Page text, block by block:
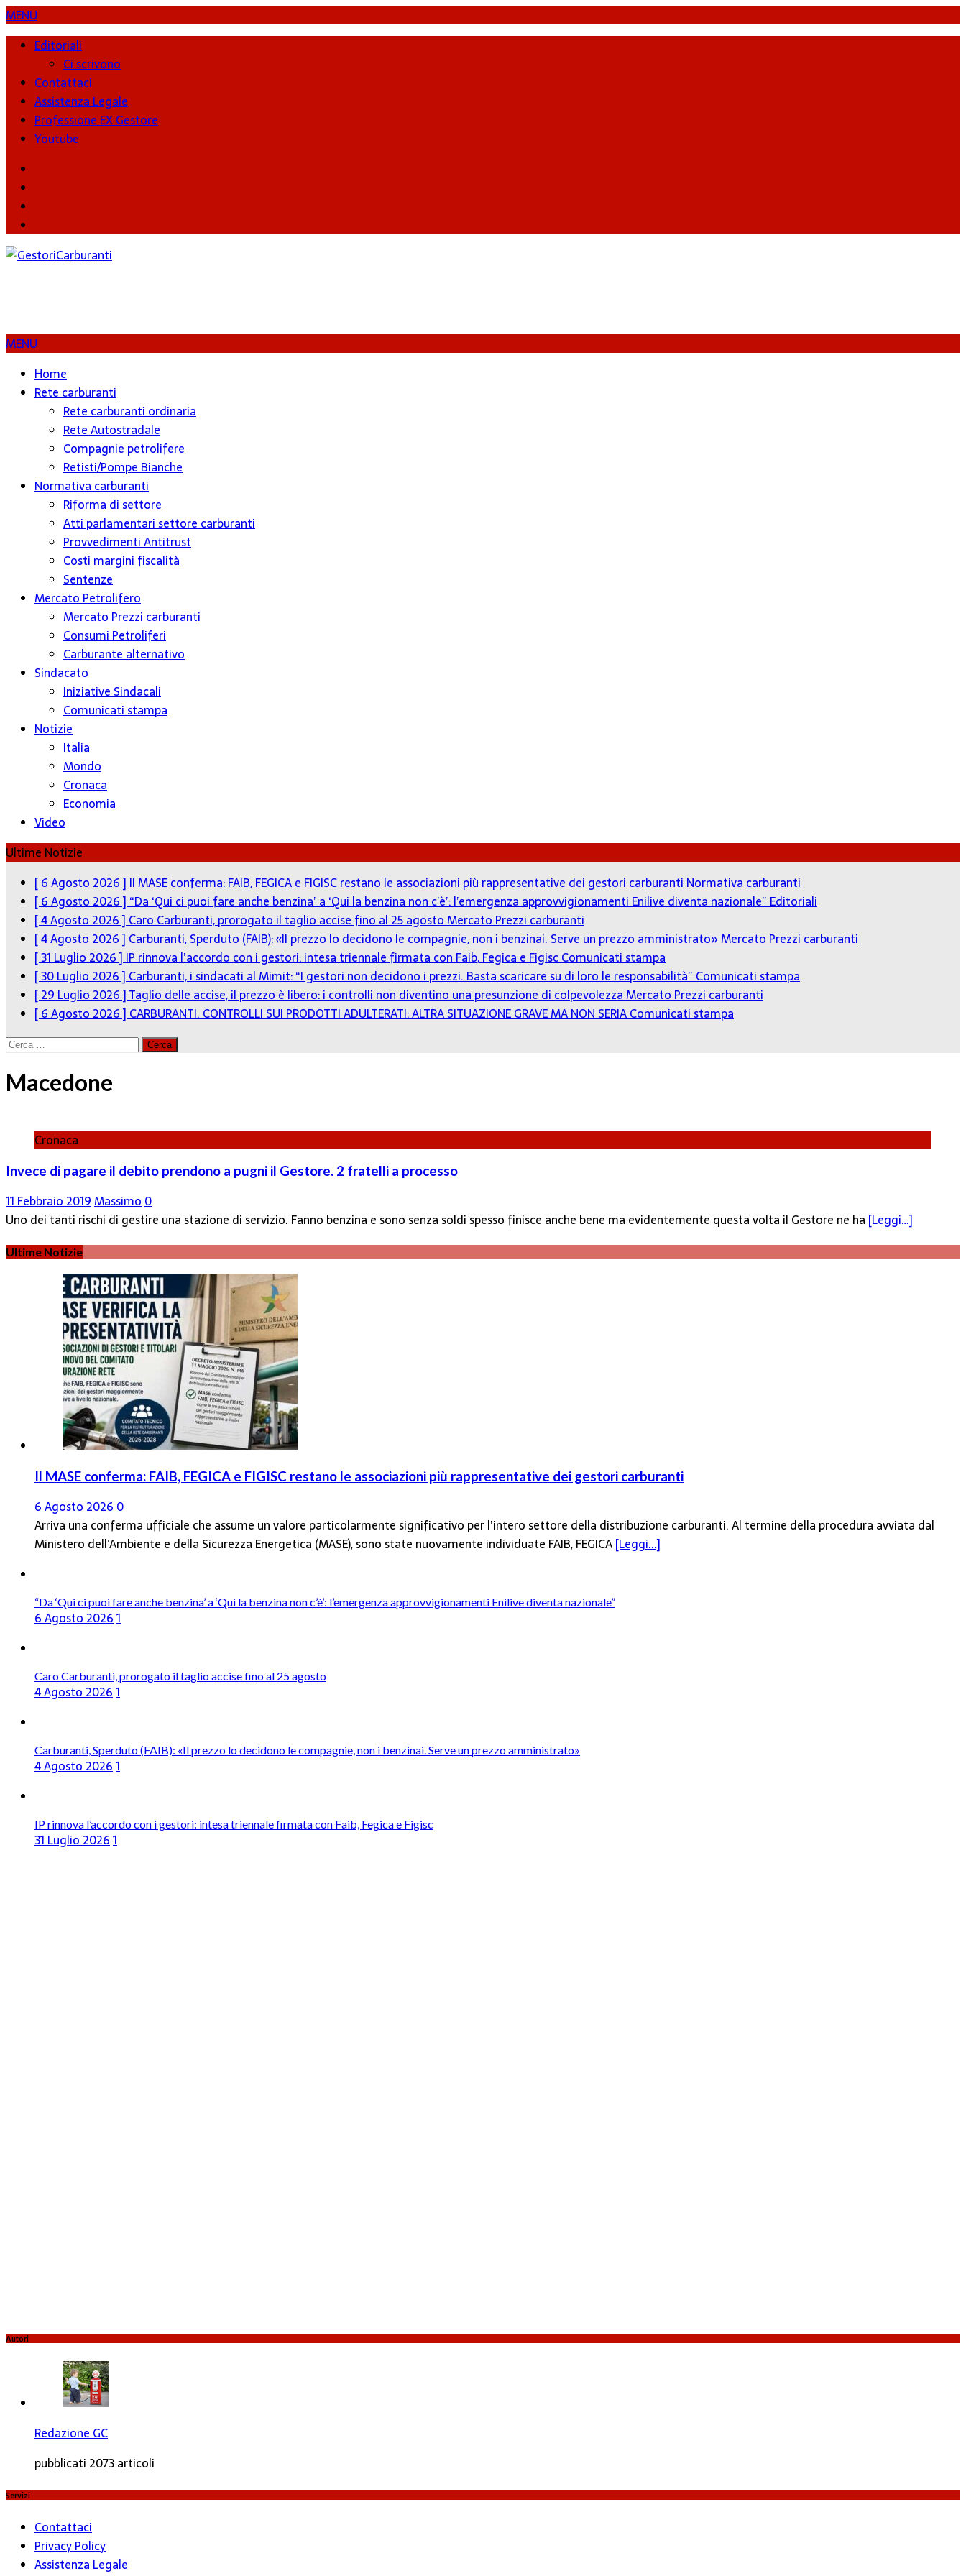
MENU
Editoriali
Ci scrivono
Contattaci
Assistenza Legale
Professione EX Gestore
Youtube
MENU
Home
Rete carburanti
Rete carburanti ordinaria
Rete Autostradale
Compagnie petrolifere
Retisti/Pompe Bianche
Normativa carburanti
Riforma di settore
Atti parlamentari settore carburanti
Provvedimenti Antitrust
Costi margini fiscalità
Sentenze
Mercato Petrolifero
Mercato Prezzi carburanti
Consumi Petroliferi
Carburante alternativo
Sindacato
Iniziative Sindacali
Comunicati stampa
Notizie
Italia
Mondo
Cronaca
Economia
Video
Ultime Notizie
[ 6 Agosto 2026 ] Il MASE conferma: FAIB, FEGICA e FIGISC restano le associazioni più rappresentative dei gestori carburanti Normativa carburanti
[ 6 Agosto 2026 ] “Da ‘Qui ci puoi fare anche benzina’ a ‘Qui la benzina non c’è’: l’emergenza approvvigionamenti Enilive diventa nazionale” Editoriali
[ 4 Agosto 2026 ] Caro Carburanti, prorogato il taglio accise fino al 25 agostoMercato Prezzi carburanti
[ 4 Agosto 2026 ] Carburanti, Sperduto (FAIB): «Il prezzo lo decidono le compagnie, non i benzinai. Serve un prezzo amministrato»Mercato Prezzi carburanti
[ 31 Luglio 2026 ] IP rinnova l’accordo con i gestori: intesa triennale firmata con Faib, Fegica e FigiscComunicati stampa
[ 30 Luglio 2026 ] Carburanti, i sindacati al Mimit: “I gestori non decidono i prezzi. Basta scaricare su di loro le responsabilità” Comunicati stampa
[ 29 Luglio 2026 ]Taglio delle accise, il prezzo è libero: i controlli non diventino una presunzione di colpevolezzaMercato Prezzi carburanti
[ 6 Agosto 2026 ] CARBURANTI. CONTROLLI SUI PRODOTTI ADULTERATI: ALTRA SITUAZIONE GRAVE MA NON SERIAComunicati stampa
Ricerca
Macedone
Cronaca
Invece di pagare il debito prendono a pugni il Gestore. 2 fratelli a processo
11 Febbraio 2019Massimo0
Uno dei tanti rischi di gestire una stazione di servizio. Fanno benzina e sono senza soldi spesso finisce anche bene ma evidentemente questa volta il Gestore ne ha [Leggi…]
Ultime Notizie
Il MASE conferma: FAIB, FEGICA e FIGISC restano le associazioni più rappresentative dei gestori carburanti
6 Agosto 20260
Arriva una conferma ufficiale che assume un valore particolarmente significativo per l’intero settore della distribuzione carburanti. Al termine della procedura avviata dal
Ministero dell’Ambiente e della Sicurezza Energetica (MASE), sono state nuovamente individuate FAIB, FEGICA[Leggi...]
“Da ‘Qui ci puoi fare anche benzina’ a ‘Qui la benzina non c’è’: l’emergenza approvvigionamenti Enilive diventa nazionale”
6 Agosto 20261
Caro Carburanti, prorogato il taglio accise fino al 25 agosto
4 Agosto 20261
Carburanti, Sperduto (FAIB): «Il prezzo lo decidono le compagnie, non i benzinai. Serve un prezzo amministrato»
4 Agosto 20261
IP rinnova l’accordo con i gestori: intesa triennale firmata con Faib, Fegica e Figisc
31 Luglio 20261
Autori
Redazione GC
pubblicati 2073 articoli
Servizi
Contattaci
Privacy Policy
Assistenza Legale